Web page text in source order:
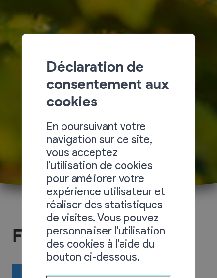
Finances
Déclaration de
consentement aux
cookies
En poursuivant votre
navigation sur ce site,
vous acceptez
l'utilisation de cookies
pour améliorer votre
expérience utilisateur et
réaliser des statistiques
de visites. Vous pouvez
personnaliser l'utilisation
des cookies à l'aide du
bouton ci-dessous.